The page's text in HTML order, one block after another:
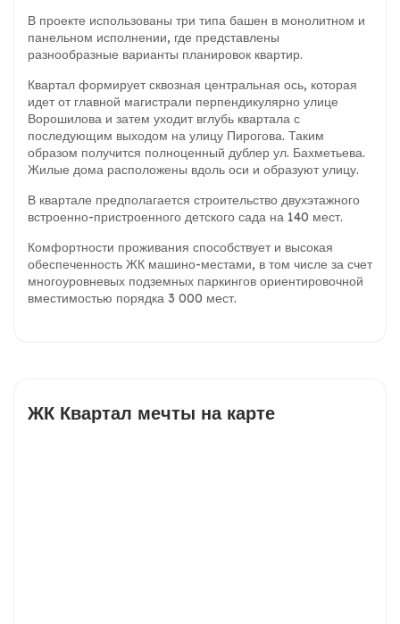
В проекте использованы три типа башен в монолитном и
панельном исполнении, где представлены
разнообразные варианты планировок квартир.
Квартал формирует сквозная центральная ось, которая
идет от главной магистрали перпендикулярно улице
Ворошилова и затем уходит вглубь квартала с
последующим выходом на улицу Пирогова. Таким
образом получится полноценный дублер ул. Бахметьева.
Жилые дома расположены вдоль оси и образуют улицу.
В квартале предполагается строительство двухэтажного
встроенно-пристроенного детского сада на 140 мест.
Комфортности проживания способствует и высокая
обеспеченность ЖК машино-местами, в том числе за счет
многоуровневых подземных паркингов ориентировочной
вместимостью порядка 3 000 мест.
ЖК Квартал мечты на карте